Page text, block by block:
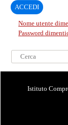
ACCEDI
Nome utente
Password
Cerca...
Istituto